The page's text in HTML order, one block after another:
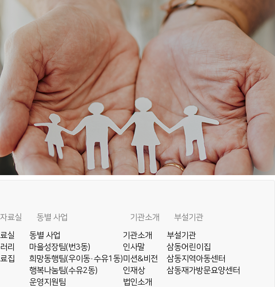
자료실
실
리
집
동별 사업
동별 사업
마을성장팀(번3동)
희망동행팀(우이동·수유1동)
행복나눔팀(수유2동)
운영지원팀
기관소개
기관소개
인사말
미션&비전
인재상
법인소개
부설기관
부설기관
삼동어린이집
삼동지역아동센터
삼동재가방문요양센터